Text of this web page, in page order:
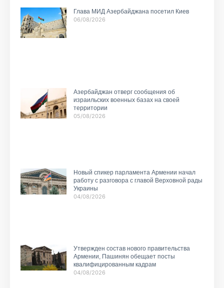
Глава МИД Азербайджана посетил Киев
06/08/2026
Азербайджан отверг сообщения об
израильских военных базах на своей
территории
05/08/2026
Новый спикер парламента Армении начал
работу с разговора с главой Верховной рады
Украины
04/08/2026
Утвержден состав нового правительства
Армении, Пашинян обещает посты
квалифицированным кадрам
04/08/2026